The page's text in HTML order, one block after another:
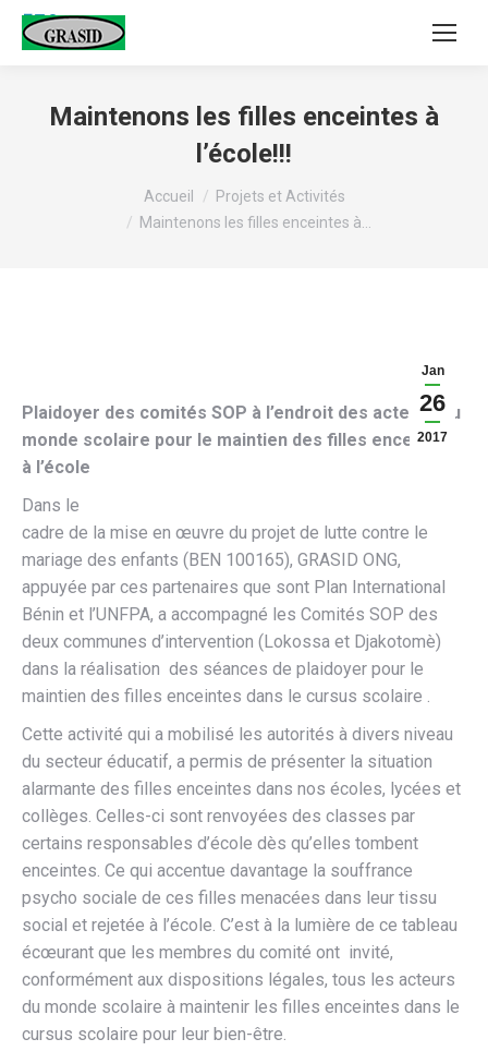
Maintenons les filles enceintes à
l’école!!!
Accueil
Projets et Activités
Maintenons les filles enceintes à…
Jan
26
2017
Plaidoyer des comités SOP à l’endroit des acteurs du
monde scolaire pour le maintien des filles enceintes
à l’école
Dans le
cadre de la mise en œuvre du projet de lutte contre le
mariage des enfants (BEN 100165), GRASID ONG,
appuyée par ces partenaires que sont Plan International
Bénin et l’UNFPA, a accompagné les Comités SOP des
deux communes d’intervention (Lokossa et Djakotomè)
dans la réalisation des séances de plaidoyer pour le
maintien des filles enceintes dans le cursus scolaire .
Cette activité qui a mobilisé les autorités à divers niveau
du secteur éducatif, a permis de présenter la situation
alarmante des filles enceintes dans nos écoles, lycées et
collèges. Celles-ci sont renvoyées des classes par
certains responsables d’école dès qu’elles tombent
enceintes. Ce qui accentue davantage la souffrance
psycho sociale de ces filles menacées dans leur tissu
social et rejetée à l’école. C’est à la lumière de ce tableau
écœurant que les membres du comité ont invité,
conformément aux dispositions légales, tous les acteurs
du monde scolaire à maintenir les filles enceintes dans le
cursus scolaire pour leur bien-être.